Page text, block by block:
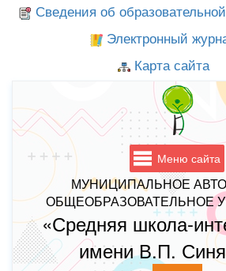
Сведения об
Электронный
Карта сайта
Меню сайта
МУНИЦИПАЛЬНОЕ
ОБЩЕОБРАЗОВАТЕЛЬНОЕ
«Средняя школа-
имени В.П.